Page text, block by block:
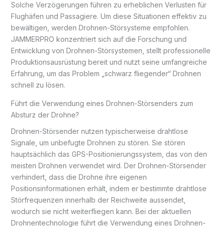
Solche Verzögerungen führen zu erheblichen Verlusten für
Flughäfen und Passagiere. Um diese Situationen effektiv zu
bewältigen, werden Drohnen-Störsysteme empfohlen.
JAMMERPRO konzentriert sich auf die Forschung und
Entwicklung von Drohnen-Störsystemen, stellt professionelle
Produktionsausrüstung bereit und nutzt seine umfangreiche
Erfahrung, um das Problem „schwarz fliegender“ Drohnen
schnell zu lösen.
Führt die Verwendung eines Drohnen-Störsenders zum
Absturz der Drohne?
Drohnen-Störsender nutzen typischerweise drahtlose
Signale, um unbefugte Drohnen zu stören. Sie stören
hauptsächlich das GPS-Positionierungssystem, das von den
meisten Drohnen verwendet wird. Der Drohnen-Störsender
verhindert, dass die Drohne ihre eigenen
Positionsinformationen erhält, indem er bestimmte drahtlose
Störfrequenzen innerhalb der Reichweite aussendet,
wodurch sie nicht weiterfliegen kann. Bei der aktuellen
Drohnentechnologie führt die Verwendung eines Drohnen-